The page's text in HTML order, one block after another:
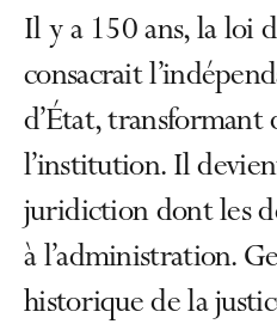
Il y a 150 ans, la loi
consacrait
d’État,
l’institution. Il
juridiction dont les
à l’administration.
historique de la